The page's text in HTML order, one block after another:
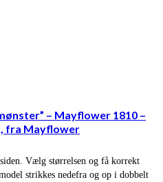
– Mayflower 1810 –
fra Mayflower
Vælg størrelsen og få korrekt
strikkes nedefra og op i dobbelt